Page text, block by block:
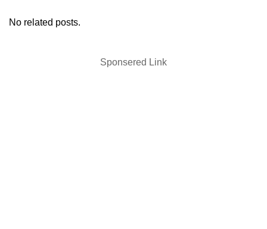
No related posts.
Sponsered Link